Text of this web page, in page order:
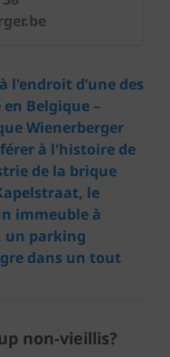
l'endroit d’une des
Belgique –
Wienerberger
à l'histoire de
de la brique
le
immeuble à
un parking
dans un tout
non-vieillis?